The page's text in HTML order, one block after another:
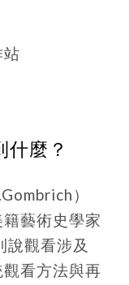
站
什麼？
）
藝術史學家
觀看涉及
看方法與再